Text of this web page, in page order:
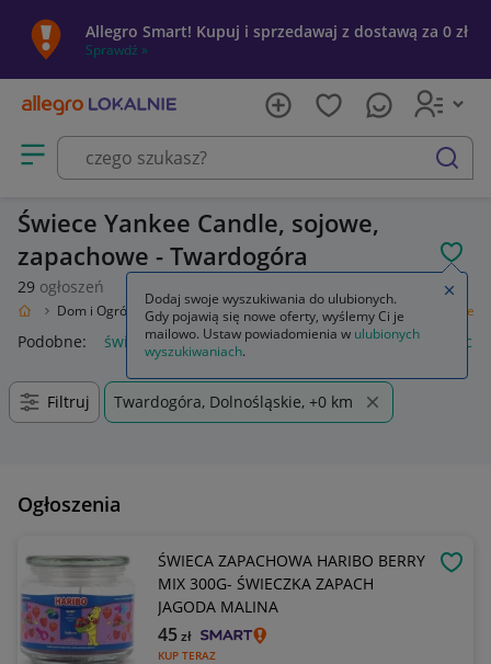
Allegro Smart! Kupuj i sprzedawaj z dostawą za 0 zł
Sprawdź »
Otwórz menu z kategoriami
szukaj
Świece Yankee Candle, sojowe,
zapachowe - Twardogóra
29 ogłoszeń
Dom i Ogród Wyposażenie Świece i zapachy do domu Świece
Podobne: świece zapłonowe świece sojowe świece
Filtruj Twardogóra, Dolnośląskie, +0 km
Ogłoszenia
ŚWIECA ZAPACHOWA HARIBO BERRY
MIX 300G- ŚWIECZKA ZAPACH
JAGODA MALINA
KUP TERAZ
45zł
Dodaj swoje wyszukiwania do ulubionych.
Gdy pojawią się nowe oferty, wyślemy Ci je
mailowo. Ustaw powiadomienia w ulubionych
wyszukiwaniach.